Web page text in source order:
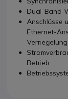
Dual-Band-
Anschlüsse
Ethernet-
Verriegelung
Betrieb